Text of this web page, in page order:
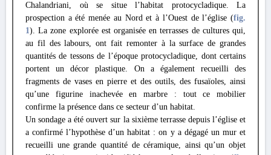
Chalandriani, où se situe l’habitat protocycladique. La
prospection a été menée au Nord et à l’Ouest de l’église (fig.
1). La zone explorée est organisée en terrasses de cultures qui,
au fil des labours, ont fait remonter à la surface de grandes
quantités de tessons de l’époque protocycladique, dont certains
portent un décor plastique. On a également recueilli des
fragments de vases en pierre et des outils, des fusaïoles, ainsi
qu’une figurine inachevée en marbre : tout ce mobilier
confirme la présence dans ce secteur d’un habitat.
Un sondage a été ouvert sur la sixième terrasse depuis l’église et
a confirmé l’hypothèse d’un habitat : on y a dégagé un mur et
recueilli une grande quantité de céramique, ainsi qu’un objet